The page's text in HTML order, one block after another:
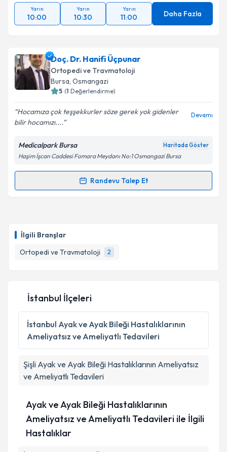
İlgili Branşlar
Ortopedi ve Travmatoloji
2
Yarın
10:00
Yarın
10:30
Yarın
11:00 Daha Fazla
Doç. Dr. Hanifi Üçpunar
Ortopedi ve Travmatoloji
Bursa, Osmangazi
5 (1 Değerlendirme)
Hocamıza çok teşşekkurler söze gerek yok gidenler
bilir hocamızı....
Devamı
Medicalpark Bursa Haritada Göster
Haşim İşcan Caddesi Fomara Meydanı No:1 Osmangazi Bursa
Randevu Talep Et
Randevu Takvimi Talebi
takvim hazırlandığında e-posta ile bilgilendireceğiz.
Kişisel verilerimin işlenmesine ilişkinAydınlatma
Metni
'ni okudum ve kişisel verilerimin belirtilen
kapsamda işlenmesini kabul ediyorum.
Takvim Talebini Gönder
İstanbul İlçeleri
İstanbul Ayak ve Ayak Bileği Hastalıklarının
Ameliyatsız ve Ameliyatlı Tedavileri
Şişli Ayak ve Ayak Bileği Hastalıklarının Ameliyatsız
ve Ameliyatlı Tedavileri
Ayak ve Ayak Bileği Hastalıklarının
Ameliyatsız ve Ameliyatlı Tedavileri ile İlgili
Hastalıklar